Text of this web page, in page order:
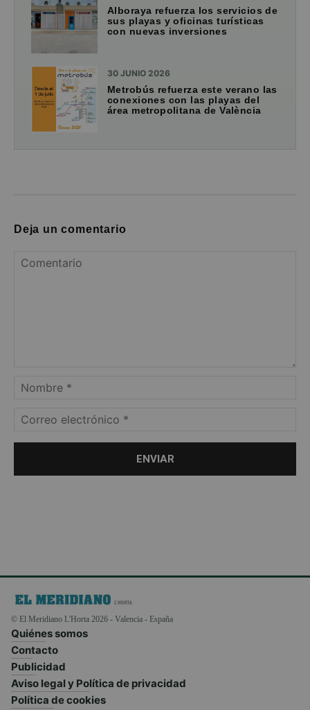
Alboraya refuerza los servicios de
sus playas y oficinas turísticas
con nuevas inversiones
30 JUNIO 2026
Metrobús refuerza este verano las
conexiones con las playas del
área metropolitana de València
Deja un comentario
© El Meridiano L'Horta 2026 - Valencia - España
Quiénes somos
Contacto
Publicidad
Aviso legal y Política de privacidad
Política de cookies